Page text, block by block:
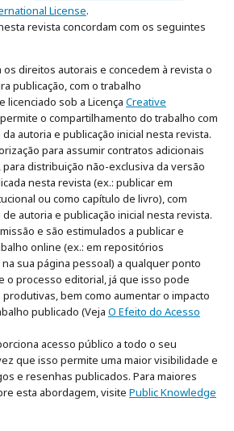
License.
revista concordam com os seguintes
direitos autorais e concedem à revista o
publicação, com o trabalho
licenciado sob a Licença Creative
o compartilhamento do trabalho com
autoria e publicação inicial nesta revista.
para assumir contratos adicionais
distribuição não-exclusiva da versão
nesta revista (ex.: publicar em
ou como capítulo de livro), com
autoria e publicação inicial nesta revista.
e são estimulados a publicar e
online (ex.: em repositórios
sua página pessoal) a qualquer ponto
o processo editorial, já que isso pode
bem como aumentar o impacto
publicado (Veja O Efeito do Acesso
acesso público a todo o seu
que isso permite uma maior visibilidade e
e resenhas publicados. Para maiores
esta abordagem, visite Public Knowledge